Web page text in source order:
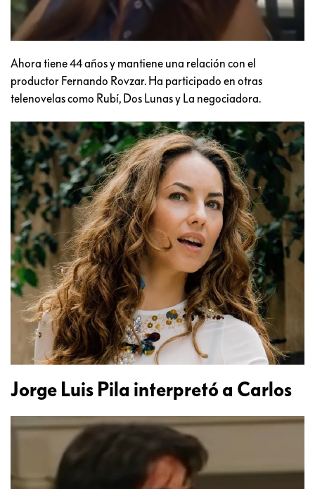
Ahora tiene 44 años y mantiene una relación con el
productor Fernando Rovzar. Ha participado en otras
telenovelas como Rubí, Dos Lunas y La negociadora.
Jorge Luis Pila interpretó a Carlos